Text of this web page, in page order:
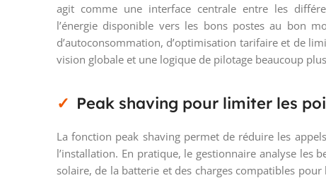
agit comme une interface centrale entre les
l’énergie disponible vers les bons postes au bon
d’autoconsommation, d’optimisation tarifaire et de
vision globale et une logique de pilotage beaucoup
Peak shaving pour limiter les
La fonction peak shaving permet de réduire les
l’installation. En pratique, le gestionnaire analyse les
solaire, de la batterie et des charges compatibles